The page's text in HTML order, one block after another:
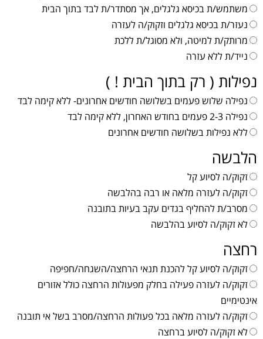
משתמש/ת בכיסא גלגלים, אך מסתדר/ת לבד בתוך הבית
נעזר/ת בכיסא גלגלים וזקוק/ה לעזרה
מרותק/ת למיטה, ולא מסוגל/ת ללכת
נייד/ת ללא עזרה
נפילות ( רק בתוך הבית ! )
נפילה שלוש פעמים בשלושה חודשים אחרונים- ללא קימה לבד
נפילה 2-3 פעמים בחודש האחרון, ללא קימה לבד
ללא נפילות בשלושה חודשים אחרונים
הלבשה
זקוק/ה לסיוע קל
זקוק/ה לעזרה מלאה או רבה בהלבשה
מסרב/ת להחליף בגדים עקב בעיות בתובנה
לא זקוק/ה לסיוע בהלבשה
רחצה
זקוק/ה לסיוע קל להכנת תנאי הרחצה/השגחה/חפיפה
זקוק/ה לעזרה פעילה בחלק מפעולות הרחצה כולל אזורים
אינטימיים
זקוק/ה לעזרה מלאה בכל פעולות הרחצה/מסרב בשל אי תובנה
לא זקוק/ה לסיוע ברחצה